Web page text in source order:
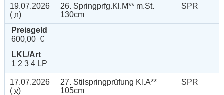
19.07.2026
( n)
26. Springprfg.Kl.M** m.St.
130cm
SPR
Preisgeld
600,00 €
LKL/Art
1 2 3 4 LP
17.07.2026
( v)
27. Stilspringprüfung Kl.A**
105cm
SPR